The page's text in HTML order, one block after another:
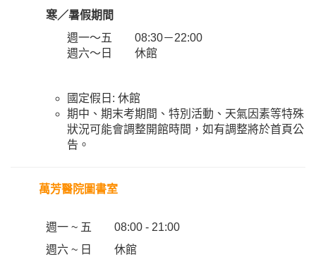
寒／暑假期間
週一～五 08:30－22:00
週六～日 休館
國定假日: 休館
期中、期末考期間、特別活動、天氣因素等特殊
狀況可能會調整開館時間，如有調整將於首頁公
告。
萬芳醫院圖書室
週一 ~ 五 08:00 - 21:00
週六 ~ 日 休館